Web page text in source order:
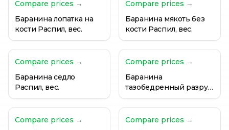
Compare prices →
Баранина лопатка на
кости Распил, вес.
Compare prices →
Баранина мякоть без
кости Распил, вес.
Compare prices →
Баранина седло
Распил, вес.
Compare prices →
Баранина
тазобедренный разруб
Распил, вес.
Compare prices →
Compare prices →
Баранина на варку с костью
Баранина на манты
Баранина на шашлык